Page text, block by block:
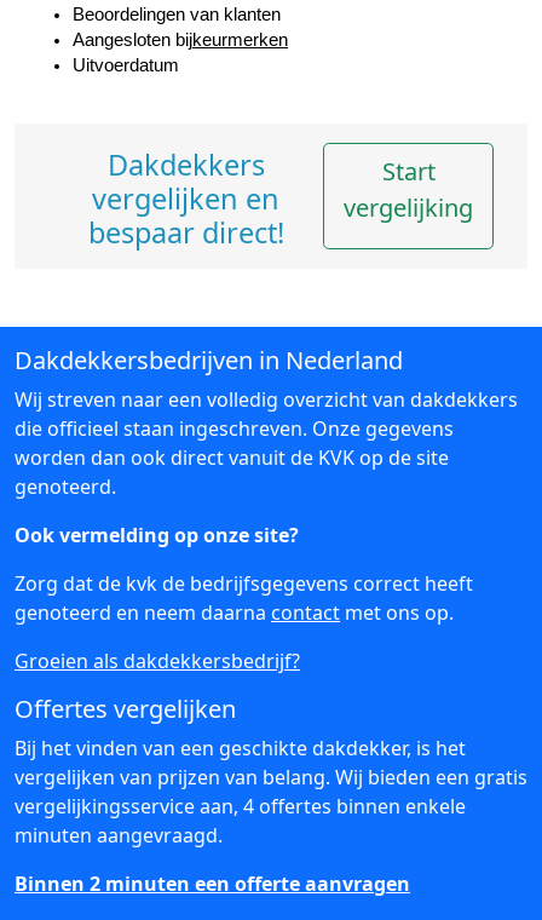
Beoordelingen van klanten
Aangesloten bijkeurmerken
Uitvoerdatum
Dakdekkers
vergelijken en
bespaar direct!
Start
vergelijking
Dakdekkersbedrijven in Nederland
Wij streven naar een volledig overzicht van dakdekkers
die officieel staan ingeschreven. Onze gegevens
worden dan ook direct vanuit de KVK op de site
genoteerd.
Ook vermelding op onze site?
Zorg dat de kvk de bedrijfsgegevens correct heeft
genoteerd en neem daarna contact met ons op.
Groeien als dakdekkersbedrijf?
Offertes vergelijken
Bij het vinden van een geschikte dakdekker, is het
vergelijken van prijzen van belang. Wij bieden een gratis
vergelijkingsservice aan, 4 offertes binnen enkele
minuten aangevraagd.
Binnen 2 minuten een offerte aanvragen